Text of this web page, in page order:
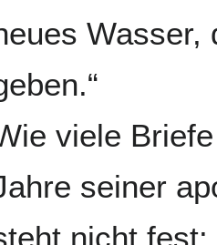
Wasser,
viele
seiner
nicht